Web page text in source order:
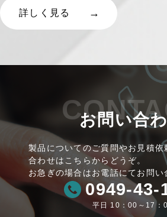
詳しく見る
お問い合
製品についてのご質問やお見積依
合わせはこちらからどうぞ。
お急ぎの場合はお電話にてお問い
0949-43-
平日 10：00～17：